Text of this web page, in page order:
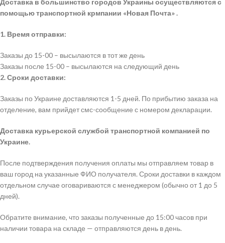
Доставка в большинство городов Украины осуществляются с
помощью транспортной крмпании «Новая Почта» .
1. Время отправки:
Заказы до 15-00 – высылаются в тот же день
Заказы после 15-00 – высылаются на следующий день
2. Сроки доставки:
Заказы по Украине доставляются 1-5 дней. По прибытию заказа на
отделение, вам прийдет смс-сообщение с номером декларации.
Доставка курьерской службой транспортной компанией по
Украине.
После подтверждения получения оплаты мы отправляем товар в
ваш город на указанные ФИО получателя. Сроки доставки в каждом
отдельном случае оговариваются с менеджером (обычно от 1 до 5
дней).
Обратите внимание, что заказы полученные до 15:00 часов при
наличии товара на складе — отправляются день в день.